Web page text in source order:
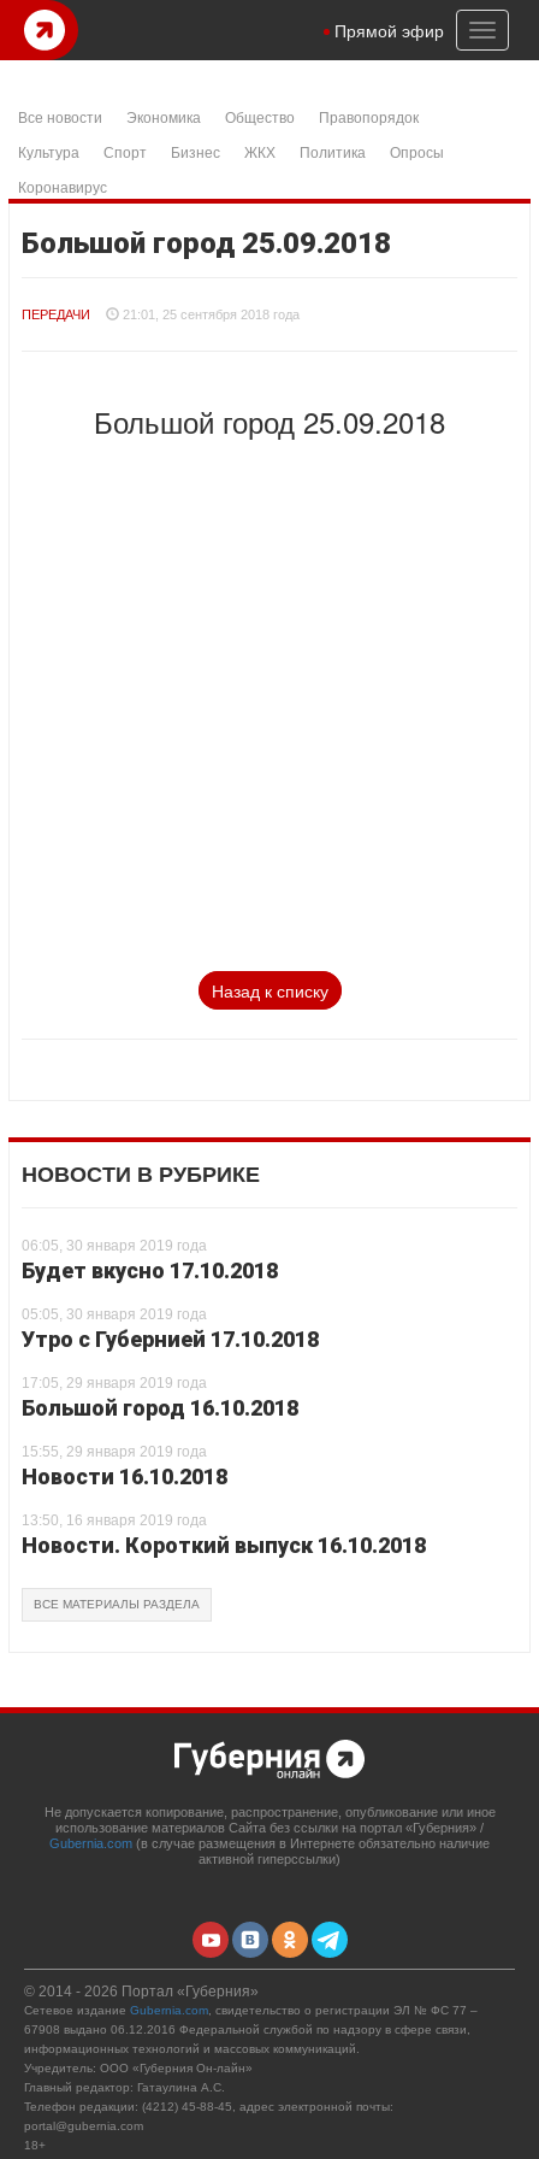
Toggle
Прямой эфир
Все новости Экономика Общество
Правопорядок
Культура
Спорт Бизнес ЖКХ Политика
Опросы
Коронавирус
Большой город 25.09.2018
ПЕРЕДАЧИ 21:01, 25 сентября 2018 года
Большой город 25.09.2018
Назад к списку
НОВОСТИ В РУБРИКЕ
06:05, 30 января 2019 года
Будет вкусно 17.10.2018
05:05, 30 января 2019 года
Утро с Губернией 17.10.2018
17:05, 29 января 2019 года
Большой город 16.10.2018
15:55, 29 января 2019 года
Новости 16.10.2018
13:50, 16 января 2019 года
Новости. Короткий выпуск 16.10.2018
ВСЕ МАТЕРИАЛЫ РАЗДЕЛА
Не допускается копирование, распространение, опубликование или иное
использование материалов Сайта без ссылки на портал «Губерния» /
Gubernia.com (в случае размещения в Интернете обязательно наличие
активной гиперссылки)
© 2014 - 2026 Портал «Губерния»
Сетевое издание Gubernia.com , свидетельство о регистрации ЭЛ № ФС 77 –
67908 выдано 06.12.2016 Федеральной службой по надзору в сфере связи,
информационных технологий и массовых коммуникаций.
Учредитель: ООО «Губерния Он-лайн»
Главный редактор: Гатаулина А.С.
Телефон редакции: (4212) 45-88-45, адрес электронной почты:
portal@gubernia.com
18+